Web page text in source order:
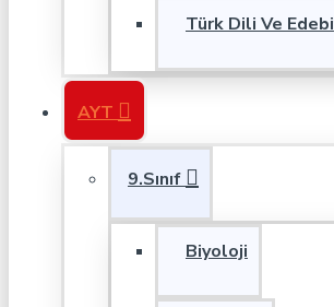
Türk Dili Ve
AYT
9.Sınıf
Biyoloji